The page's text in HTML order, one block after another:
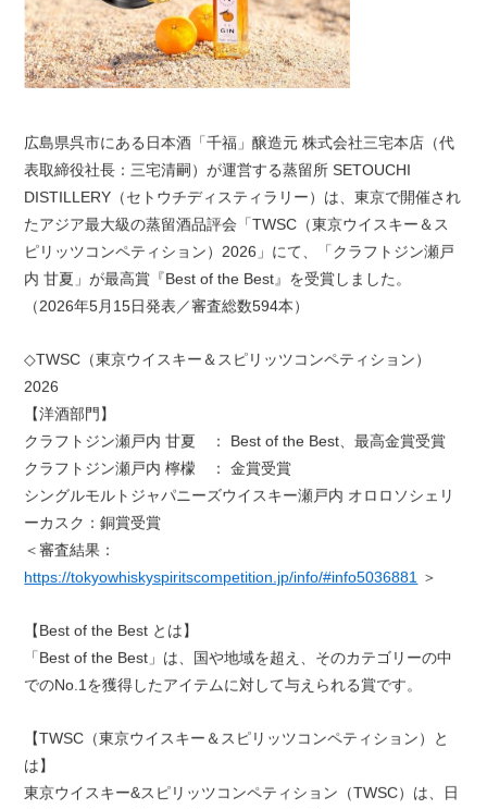
広島県呉市にある日本酒「千福」醸造元 株式会社三宅本店（代
表取締役社長：三宅清嗣）が運営する蒸留所 SETOUCHI
DISTILLERY（セトウチディスティラリー）は、東京で開催され
たアジア最大級の蒸留酒品評会「TWSC（東京ウイスキー＆ス
ピリッツコンペティション）2026」にて、「クラフトジン瀬戸
内 甘夏」が最高賞『Best of the Best』を受賞しました。
（2026年5月15日発表／審査総数594本）
◇TWSC（東京ウイスキー＆スピリッツコンペティション）
2026
【洋酒部門】
クラフトジン瀬戸内 甘夏 ： Best of the Best、最高金賞受賞
クラフトジン瀬戸内 檸檬 ： 金賞受賞
シングルモルトジャパニーズウイスキー瀬戸内 オロロソシェリ
ーカスク：銅賞受賞
＜審査結果：
https://tokyowhiskyspiritscompetition.jp/info/#info5036881＞
【Best of the Best とは】
「Best of the Best」は、国や地域を超え、そのカテゴリーの中
でのNo.1を獲得したアイテムに対して与えられる賞です。
【TWSC（東京ウイスキー＆スピリッツコンペティション）と
は】
東京ウイスキー&スピリッツコンペティション（TWSC）は、日